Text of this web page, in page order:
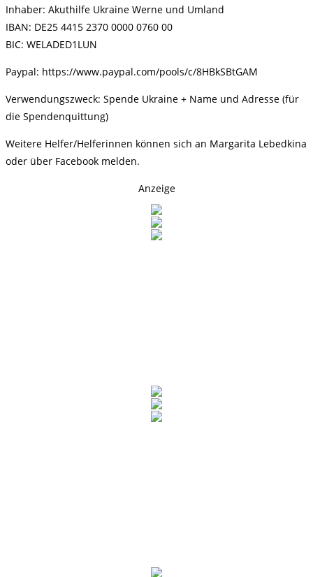
Inhaber: Akuthilfe Ukraine Werne und Umland
IBAN: DE25 4415 2370 0000 0760 00
BIC: WELADED1LUN
Paypal: https://www.paypal.com/pools/c/8HBkSBtGAM
Verwendungszweck: Spende Ukraine + Name und Adresse (für
die Spendenquittung)
Weitere Helfer/Helferinnen können sich an Margarita Lebedkina
oder über Facebook melden.
Anzeige